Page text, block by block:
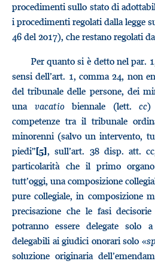
procedimenti sullo stato di
i procedimenti regolati dalla legge
46 del 2017), che restano regolati
Per quanto si è detto nel par.
sensi dell’art. 1, comma 24, non
del tribunale delle persone, dei
una vacatiobiennale (lett. cc)
competenze tra il tribunale
minorenni (salvo un intervento,
piedi”[5], sull’art. 38 disp. att.
particolarità che il primo
tutt’oggi, una composizione
pure collegiale, in composizione
precisazione che le fasi
potranno essere delegate solo
delegabili ai giudici onorari solo «
soluzione originaria